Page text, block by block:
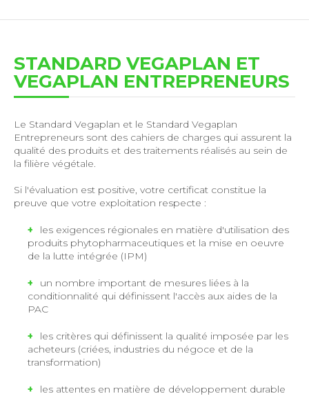
STANDARD VEGAPLAN ET
VEGAPLAN ENTREPRENEURS
Le Standard Vegaplan et le Standard Vegaplan
Entrepreneurs sont des cahiers de charges qui assurent la
qualité des produits et des traitements réalisés au sein de
la filière végétale.
Si l'évaluation est positive, votre certificat constitue la
preuve que votre exploitation respecte :
les exigences régionales en matière d'utilisation des
produits phytopharmaceutiques et la mise en oeuvre
de la lutte intégrée (IPM)
un nombre important de mesures liées à la
conditionnalité qui définissent l'accès aux aides de la
PAC
les critères qui définissent la qualité imposée par les
acheteurs (criées, industries du négoce et de la
transformation)
les attentes en matière de développement durable